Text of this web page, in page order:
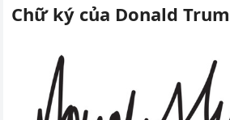
Chữ ký của Donald